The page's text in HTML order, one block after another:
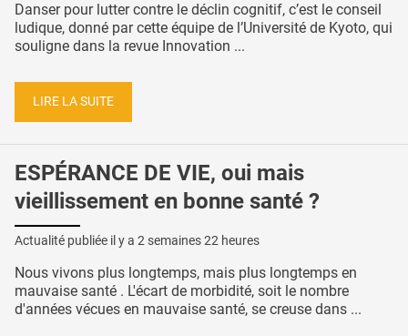
Danser pour lutter contre le déclin cognitif, c’est le conseil
ludique, donné par cette équipe de l’Université de Kyoto, qui
souligne dans la revue Innovation ...
LIRE LA SUITE
ESPÉRANCE DE VIE, oui mais
vieillissement en bonne santé ?
Actualité publiée il y a 2 semaines 22 heures
Nous vivons plus longtemps, mais plus longtemps en
mauvaise santé . L'écart de morbidité, soit le nombre
d'années vécues en mauvaise santé, se creuse dans ...